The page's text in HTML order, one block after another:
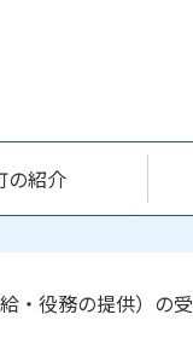
の紹介
・役務の提供）の